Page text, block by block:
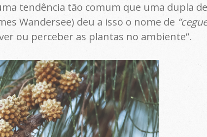
tendência tão comum que uma dupla
Wandersee) deu a isso o nome de
ou perceber as plantas no ambiente”.